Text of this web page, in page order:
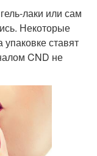
лаки или сам
Некоторые
ставят
CND не